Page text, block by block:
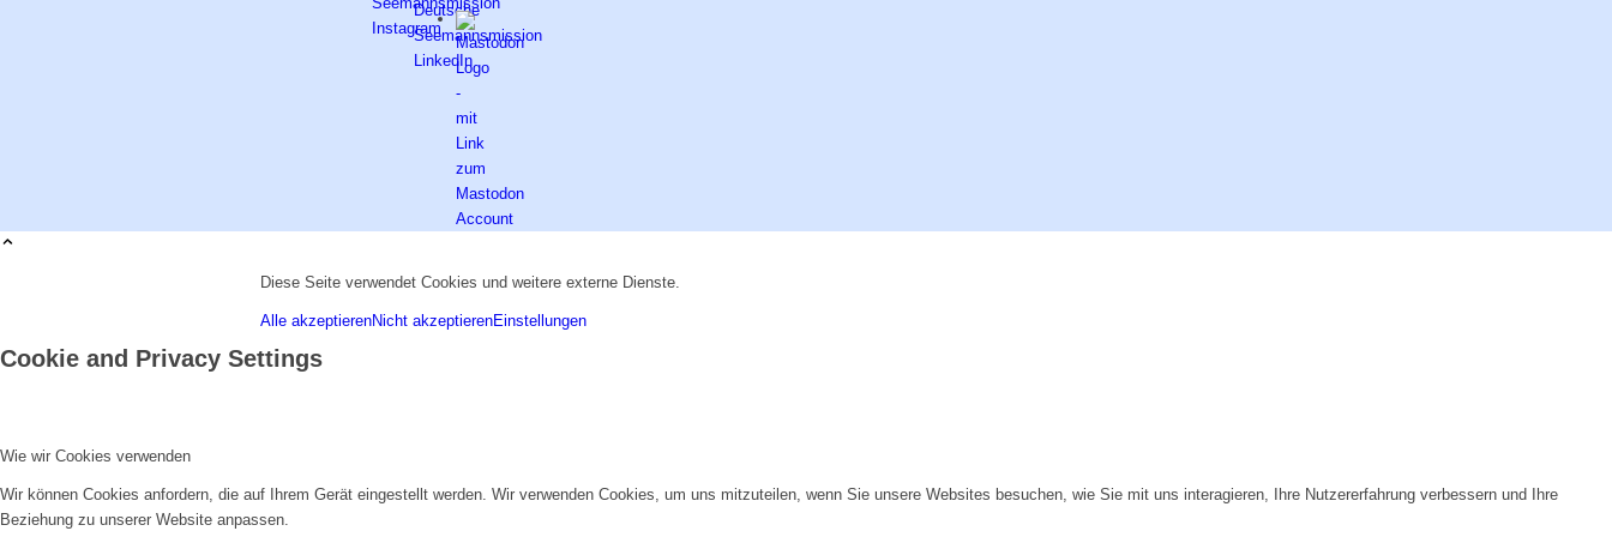
Diese Seite verwendet Cookies und weitere externe Dienste.
Alle akzeptierenNicht akzeptierenEinstellungen
Cookie and Privacy Settings
Wie wir Cookies verwenden
Wir können Cookies anfordern, die auf Ihrem Gerät eingestellt werden. Wir verwenden Cookies, um uns mitzuteilen, wenn Sie unsere Websites besuchen, wie Sie mit uns interagieren, Ihre Nutzererfahrung verbessern und Ihre
Beziehung zu unserer Website anpassen.